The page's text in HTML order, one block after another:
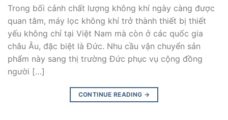
Trong bối cảnh chất lượng không khí ngày càng được
quan tâm, máy lọc không khí trở thành thiết bị thiết
yếu không chỉ tại Việt Nam mà còn ở các quốc gia
châu Âu, đặc biệt là Đức. Nhu cầu vận chuyển sản
phẩm này sang thị trường Đức phục vụ cộng đồng
người […]
CONTINUE READING →